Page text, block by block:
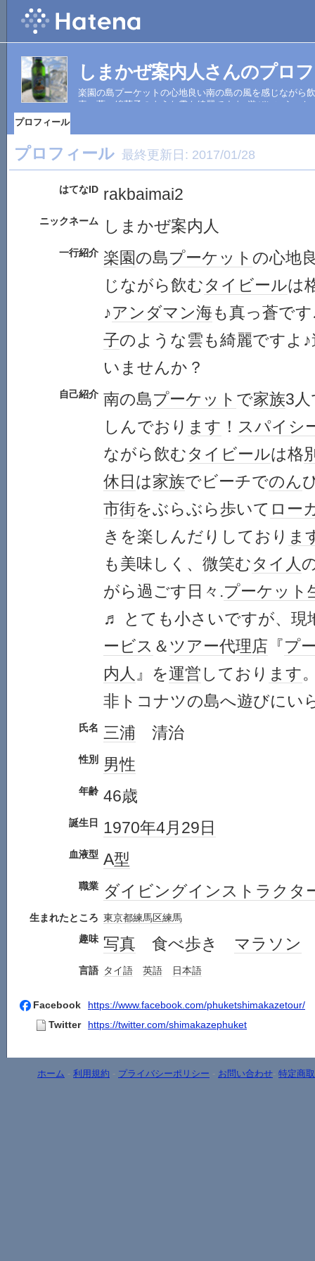
しまかぜ案内人さんのプロ
楽園の島プーケットの心地良い南の島の風を感じながら
真っ蒼、綿菓子のような雲も綺麗ですよ♪遊びにいらっし
プロフィール
プロフィール 最終更新日: 2017/01/28
はてなID rakbaimai2
ニックネーム しまかぜ案内人
一行紹介 楽園の島プーケット の心地
じながら飲むタイ ビールは
♪アンダマン海も真っ蒼で
子のような雲も綺麗ですよ
いませんか？
自己紹介 南の島プーケット で家族3
しんでおり ます ！ スパイシ
ながら飲むタイ ビールは格
休日 は家族でビーチでのん
市街をぶらぶら歩いて ロー
きを楽しんだりしており ま
も美味しく、微笑むタイ人
がら過ごす日々.プーケット
♬ とても小さいですが、現
ービス ＆ツアー代理店 『プ
内人 』を運営 しており ます
非トコナツの島へ遊びにい
氏名 三浦 清治
性別 男性
年齢 46歳
誕生日 1970年4月29日
血液型 A型
職業 ダイビングインストラクタ
生まれたところ 東京都練馬区練馬
趣味 写真 食べ歩き マラソン
言語 タイ語 英語 日本語
Facebook
https://www.facebook.com/phuketshimakazetour/
Twitter
https://twitter.com/shimakazephuket
ホーム - 利用規約 - プライバシーポリシー - お問い合わせ- 特定商